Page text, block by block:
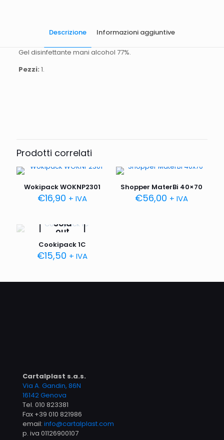
Descrizione Informazioni aggiuntive
Gel disinfettante mani alcohol 77%.
Pezzi: 1.
Prodotti correlati
Wokipack WOKNP2301
€16,90 + IVA
Shopper MaterBi 40×70
€56,00 + IVA
Sold
out
Cookipack 1C
€15,50 + IVA
Cartalplast s.a.s.
Via A. Gandin, 86N
16142 Genova
Tel. 010 823381
Fax +39 010 821986
email: info@cartalplast.com
p. iva 01126900107